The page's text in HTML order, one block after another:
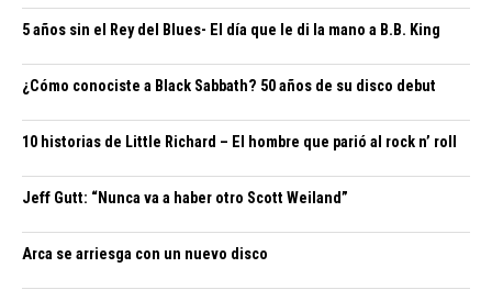
5 años sin el Rey del Blues- El día que le di la mano a B.B. King
¿Cómo conociste a Black Sabbath? 50 años de su disco debut
10 historias de Little Richard – El hombre que parió al rock n’ roll
Jeff Gutt: “Nunca va a haber otro Scott Weiland”
Arca se arriesga con un nuevo disco